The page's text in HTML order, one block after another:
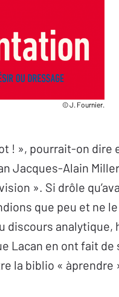
© J. Fournier.
! », pourrait-on dire
Jacques-Alain
». Si drôle
que peu et ne
discours analytique,
Lacan en ont fait de
la biblio « àprendre